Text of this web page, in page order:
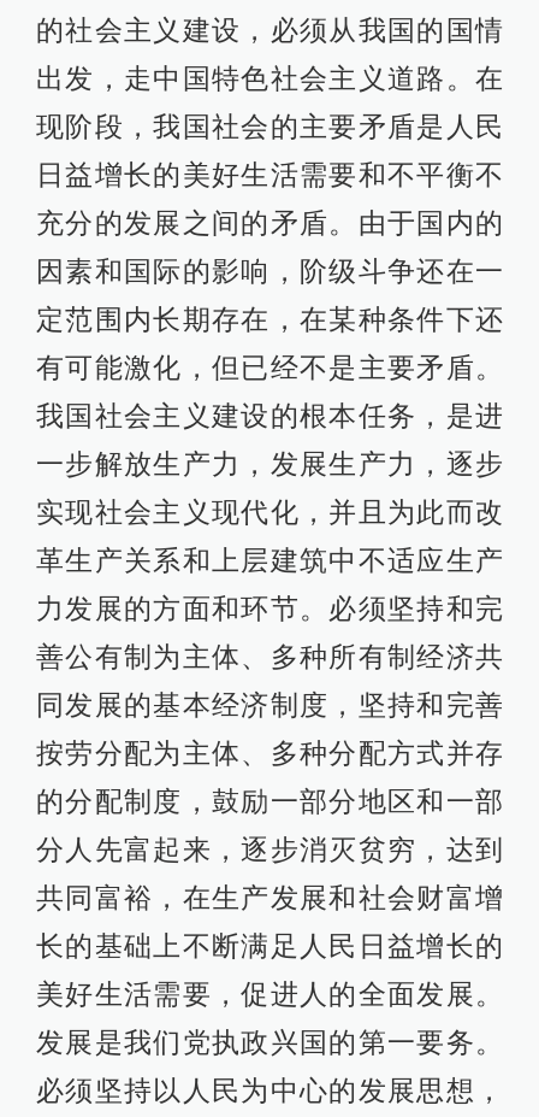
的社会主义建设，必须从我国的国情
出发，走中国特色社会主义道路。在
现阶段，我国社会的主要矛盾是人民
日益增长的美好生活需要和不平衡不
充分的发展之间的矛盾。由于国内的
因素和国际的影响，阶级斗争还在一
定范围内长期存在，在某种条件下还
有可能激化，但已经不是主要矛盾。
我国社会主义建设的根本任务，是进
一步解放生产力，发展生产力，逐步
实现社会主义现代化，并且为此而改
革生产关系和上层建筑中不适应生产
力发展的方面和环节。必须坚持和完
善公有制为主体、多种所有制经济共
同发展的基本经济制度，坚持和完善
按劳分配为主体、多种分配方式并存
的分配制度，鼓励一部分地区和一部
分人先富起来，逐步消灭贫穷，达到
共同富裕，在生产发展和社会财富增
长的基础上不断满足人民日益增长的
美好生活需要，促进人的全面发展。
发展是我们党执政兴国的第一要务。
必须坚持以人民为中心的发展思想，